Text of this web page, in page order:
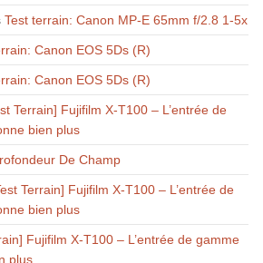
Test terrain: Canon MP-E 65mm f/2.8 1-5x
Canon EOS 5Ds (R)
Canon EOS 5Ds (R)
Terrain] Fujifilm X-T100 – L’entrée de
bien plus
De Champ
Terrain] Fujifilm X-T100 – L’entrée de
bien plus
Fujifilm X-T100 – L’entrée de gamme
plus